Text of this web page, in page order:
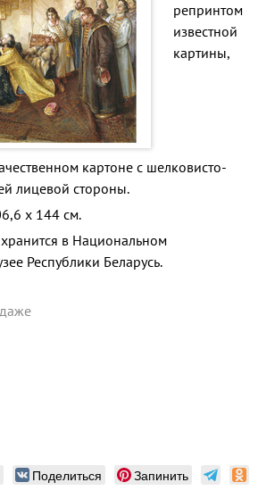
репринтом
известной
картины,
картоне с шелковисто-
лицевой стороны.
x 144 см.
в Национальном
Республики Беларусь.
Поделиться Запинить